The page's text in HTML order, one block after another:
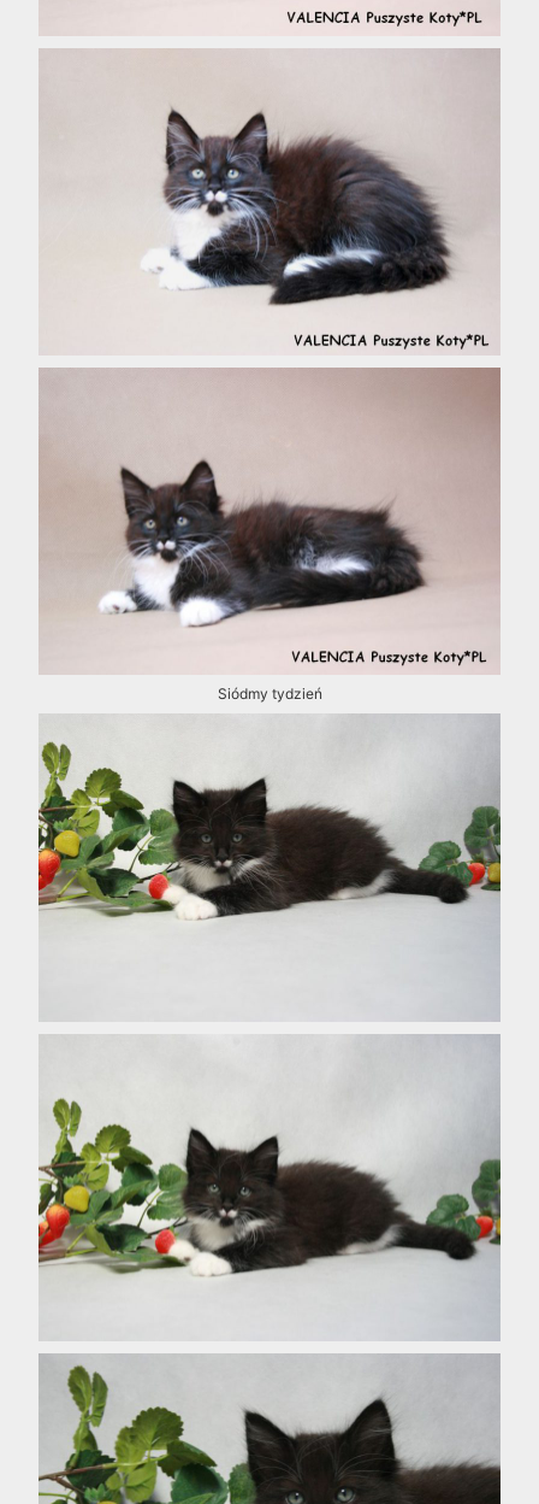
Siódmy tydzień